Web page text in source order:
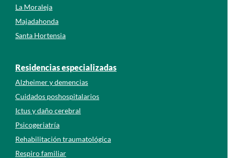
La Moraleja
Majadahonda
Santa Hortensia
Residencias especializadas
Alzheimer y demencias
Cuidados poshospitalarios
Ictus y daño cerebral
Psicogeriatría
Rehabilitación traumatológica
Respiro familiar